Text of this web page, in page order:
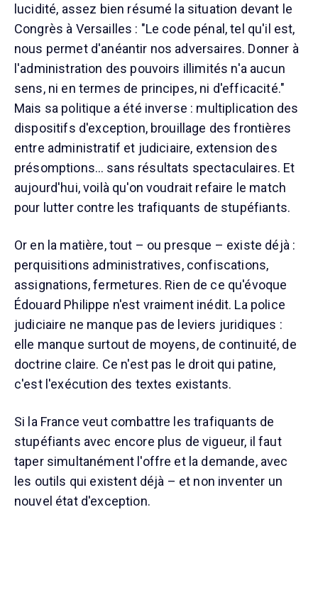
lucidité, assez bien résumé la situation devant le
Congrès à Versailles : "Le code pénal, tel qu'il est,
nous permet d'anéantir nos adversaires. Donner à
l'administration des pouvoirs illimités n'a aucun
sens, ni en termes de principes, ni d'efficacité."
Mais sa politique a été inverse : multiplication des
dispositifs d'exception, brouillage des frontières
entre administratif et judiciaire, extension des
présomptions… sans résultats spectaculaires. Et
aujourd'hui, voilà qu'on voudrait refaire le match
pour lutter contre les trafiquants de stupéfiants.
Or en la matière, tout – ou presque – existe déjà :
perquisitions administratives, confiscations,
assignations, fermetures. Rien de ce qu'évoque
Édouard Philippe n'est vraiment inédit. La police
judiciaire ne manque pas de leviers juridiques :
elle manque surtout de moyens, de continuité, de
doctrine claire. Ce n'est pas le droit qui patine,
c'est l'exécution des textes existants.
Si la France veut combattre les trafiquants de
stupéfiants avec encore plus de vigueur, il faut
taper simultanément l'offre et la demande, avec
les outils qui existent déjà – et non inventer un
nouvel état d'exception.